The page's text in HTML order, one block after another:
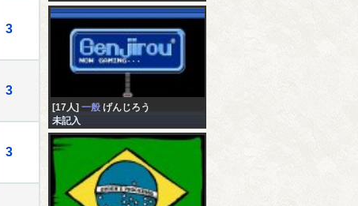
3
3
3
[17人] 一般 げんじろう
未記入